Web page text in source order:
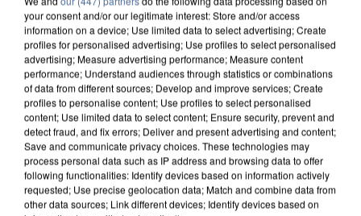
your consent and/or our legitimate interest: Store and/or access
information on a device; Use limited data to select advertising; Create
profiles for personalised advertising; Use profiles to select personalised
advertising; Measure advertising performance; Measure content
performance; Understand audiences through statistics or combinations
of data from different sources; Develop and improve services; Create
profiles to personalise content; Use profiles to select personalised
content; Use limited data to select content; Ensure security, prevent and
detect fraud, and fix errors; Deliver and present advertising and content;
Save and communicate privacy choices. These technologies may
process personal data such as IP address and browsing data to offer
following functionalities: Identify devices based on information actively
requested; Use precise geolocation data; Match and combine data from
other data sources; Link different devices; Identify devices based on